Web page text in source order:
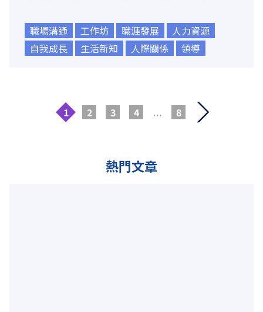
職場溝通 工作坊 職涯發展
人力資源
自我成長
生活新知 人際關係 領導
1 2 3 4 ... 8
熱門文章